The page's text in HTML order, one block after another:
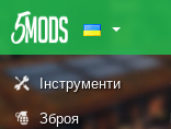
Інструменти
Зброя